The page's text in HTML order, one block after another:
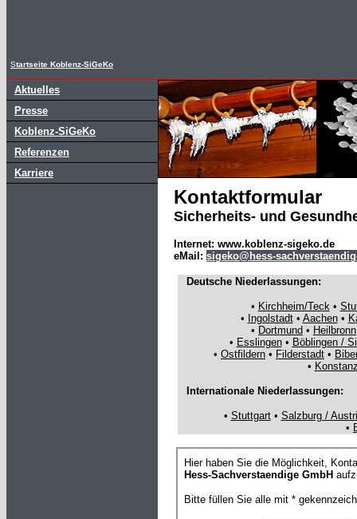
Startseite Koblenz-SiGeKo
Aktuelles
Presse
Koblenz-SiGeKo
Referenzen
Karriere
Kontaktformular
Sicherheits- und
Internet: www.koblenz-sigeko.de
eMail: sigeko@hess-
Deutsche Niederlassungen:
• Kirchheim/Teck•
• Ingolstadt• Aachen•
• Dortmund • Heilbronn
• Esslingen• Böblingen /
• Ostfildern • Filderstadt •
•
Internationale Niederlassungen:
• Stuttgart• Salzburg /
•